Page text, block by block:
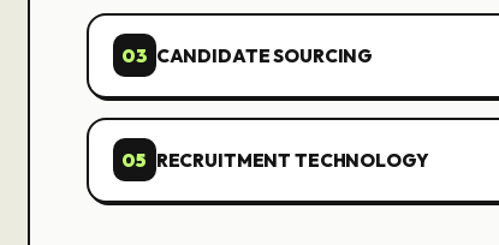
03 CANDIDATE SOURCING
05 RECRUITMENT TECHNOLOGY